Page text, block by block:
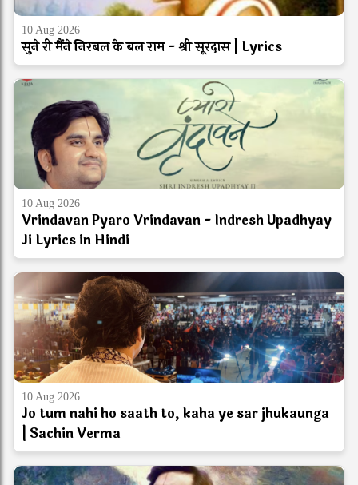
10 Aug 2026
सुने री मैंने निरबल के बल राम - श्री सूरदास | Lyrics
10 Aug 2026
Vrindavan Pyaro Vrindavan - Indresh Upadhyay
Ji Lyrics in Hindi
10 Aug 2026
Jo tum nahi ho saath to, kaha ye sar jhukaunga
| Sachin Verma